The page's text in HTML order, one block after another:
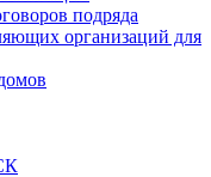
подряда
организаций для